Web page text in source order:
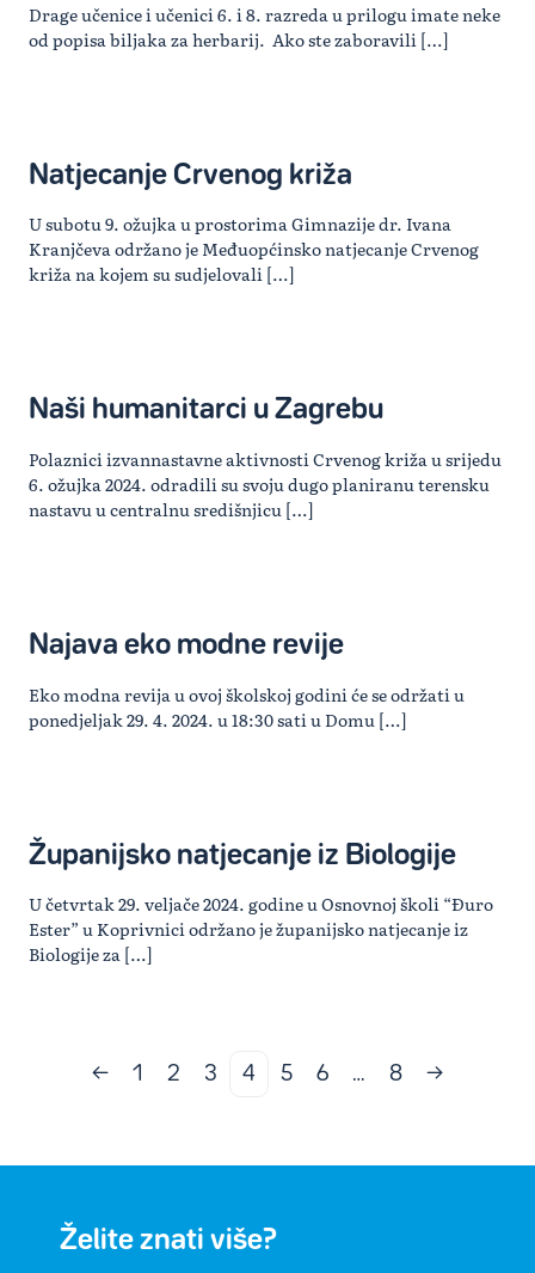
Drage učenice i učenici 6. i 8. razreda u prilogu imate neke
od popisa biljaka za herbarij. Ako ste zaboravili […]
Natjecanje Crvenog križa
U subotu 9. ožujka u prostorima Gimnazije dr. Ivana
Kranjčeva održano je Međuopćinsko natjecanje Crvenog
križa na kojem su sudjelovali […]
Naši humanitarci u Zagrebu
Polaznici izvannastavne aktivnosti Crvenog križa u srijedu
6. ožujka 2024. odradili su svoju dugo planiranu terensku
nastavu u centralnu središnjicu […]
Najava eko modne revije
Eko modna revija u ovoj školskoj godini će se održati u
ponedjeljak 29. 4. 2024. u 18:30 sati u Domu […]
Županijsko natjecanje iz Biologije
U četvrtak 29. veljače 2024. godine u Osnovnoj školi “Đuro
Ester” u Koprivnici održano je županijsko natjecanje iz
Biologije za […]
← 1 2 3 4 5 6 … 8 →
Želite znati više?